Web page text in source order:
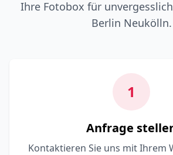
Ihre Fotobox für
Berlin Neukölln.
1
Anfrage
Kontaktieren Sie uns mit Ihrem